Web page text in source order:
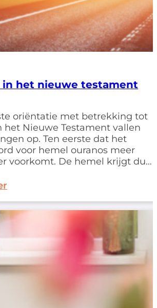
in het nieuwe testament
oriëntatie met betrekking tot
het Nieuwe Testament vallen
op. Ten eerste dat het
voor hemel ouranos meer
voorkomt. De hemel krijgt dus
het raadplegen van een